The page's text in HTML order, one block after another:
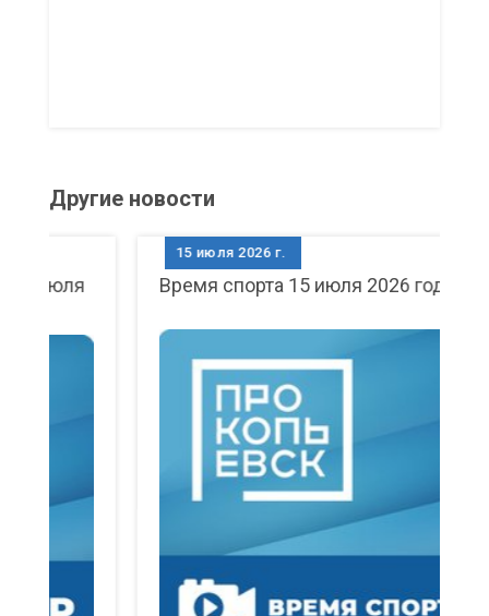
Другие новости
15 июля 2026 г.
Время спорта 15 июля 2026 года